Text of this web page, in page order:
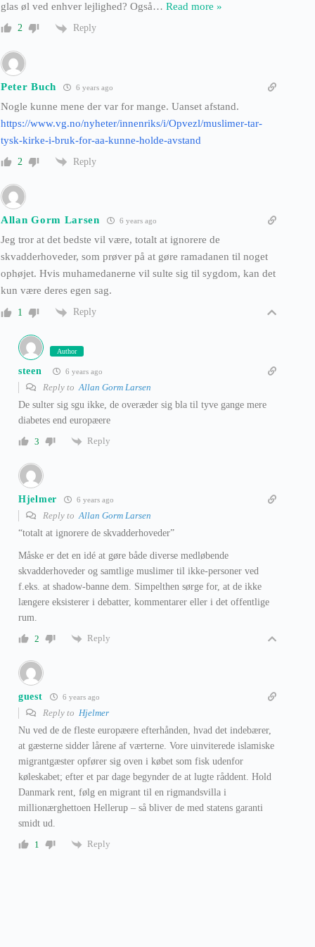
glas øl ved enhver lejlighed? Også… Read more »
2 Reply
Peter Buch 6 years ago
Nogle kunne mene der var for mange. Uanset afstand.
https://www.vg.no/nyheter/innenriks/i/Opvezl/muslimer-tar-
tysk-kirke-i-bruk-for-aa-kunne-holde-avstand
2 Reply
Allan Gorm Larsen 6 years ago
Jeg tror at det bedste vil være, totalt at ignorere de
skvadderhoveder, som prøver på at gøre ramadanen til noget
ophøjet. Hvis muhamedanerne vil sulte sig til sygdom, kan det
kun være deres egen sag.
1 Reply
Author
steen 6 years ago
Reply toAllan Gorm Larsen
De sulter sig sgu ikke, de overæder sig bla til tyve gange mere
diabetes end europæere
3
Reply
Hjelmer 6 years ago
Reply toAllan Gorm Larsen
“totalt at ignorere de skvadderhoveder”
Måske er det en idé at gøre både diverse medløbende
skvadderhoveder og samtlige muslimer til ikke-personer ved
f.eks. at shadow-banne dem. Simpelthen sørge for, at de ikke
længere eksisterer i debatter, kommentarer eller i det offentlige
rum.
2
Reply
guest 6 years ago
Reply to Hjelmer
Nu ved de de fleste europæere efterhånden, hvad det indebærer,
at gæsterne sidder lårene af værterne. Vore uinviterede islamiske
migrantgæster opfører sig oven i købet som fisk udenfor
køleskabet; efter et par dage begynder de at lugte råddent. Hold
Danmark rent, følg en migrant til en rigmandsvilla i
millionærghettoen Hellerup – så bliver de med statens garanti
smidt ud.
1
Reply